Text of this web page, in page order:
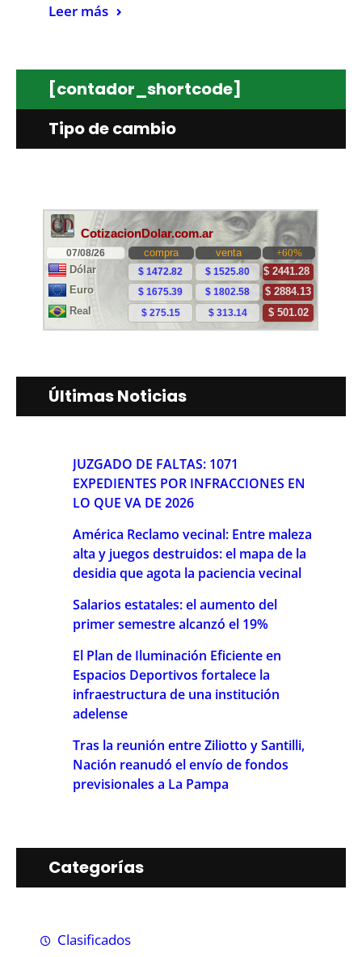
Leer más
[contador_shortcode]
Tipo de cambio
Últimas Noticias
JUZGADO DE FALTAS: 1071
EXPEDIENTES POR INFRACCIONES EN
LO QUE VA DE 2026
América Reclamo vecinal: Entre maleza
alta y juegos destruidos: el mapa de la
desidia que agota la paciencia vecinal
Salarios estatales: el aumento del
primer semestre alcanzó el 19%
El Plan de Iluminación Eficiente en
Espacios Deportivos fortalece la
infraestructura de una institución
adelense
Tras la reunión entre Ziliotto y Santilli,
Nación reanudó el envío de fondos
previsionales a La Pampa
Categorías
Clasificados